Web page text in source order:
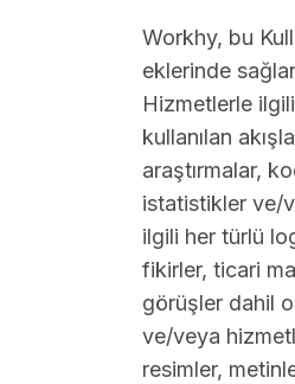
Workhy, bu
eklerinde
Hizmetlerle
kullanılan
araştırmalar,
istatistikler ve/
ilgili her türlü
fikirler, ticari
görüşler dahil
ve/veya
resimler,